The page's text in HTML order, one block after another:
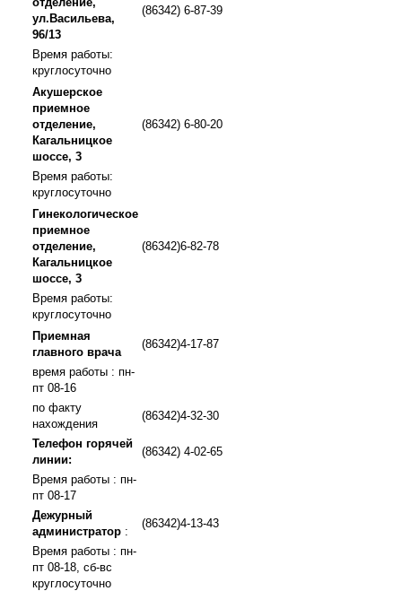
ул.Васильева,
96/13
(86342) 6-87-39
Время работы:
круглосуточно
Акушерское
приемное
отделение,
Кагальницкое
шоссе, 3
(86342) 6-80-20
Время работы:
круглосуточно
Гинекологическое
приемное
отделение,
Кагальницкое
шоссе, 3
(86342)6-82-78
Время работы:
круглосуточно
Приемная
главного врача
(86342)4-17-87
время работы : пн-
пт 08-16
по факту
нахождения
(86342)4-32-30
Телефон горячей
линии:
(86342) 4-02-65
Время работы : пн-
пт 08-17
Дежурный
администратор :
(86342)4-13-43
Время работы : пн-
пт 08-18, сб-вс
круглосуточно